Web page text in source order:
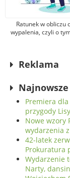
Ratunek w obliczu
wypalenia, czyli o
Reklama
Premiera
przygody
Nowe wzory
wydarzenia
42-latek
Prokuratura
Wydarzenie
Narty,